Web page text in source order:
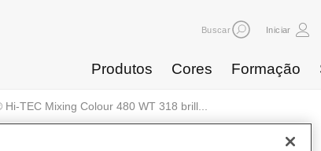
Buscar Iniciar
Produtos Cores Formação
Hi-TEC Mixing Colour 480 WT 318 brill...